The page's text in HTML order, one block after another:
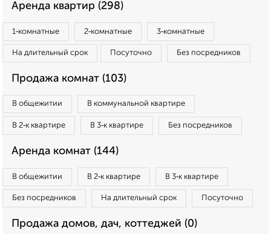
Аренда квартир (298)
1‑комнатные 2‑комнатные 3‑комнатные
На длительный срок Посуточно Без посредников
Продажа комнат (103)
В общежитии В коммунальной квартире
В 2‑к квартире В 3‑к квартире Без посредников
Аренда комнат (144)
В общежитии В 2‑к квартире В 3‑к квартире
Без посредников На длительный срок Посуточно
Продажа домов, дач, коттеджей (0)